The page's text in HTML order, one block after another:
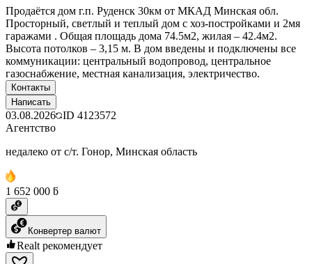
Продаётся дом г.п. Руденск 30км от МКАД Минская обл.
Просторный, светлый и теплый дом с хоз-постройками и 2мя
гаражами . Общая площадь дома 74.5м2, жилая – 42.4м2.
Высота потолков – 3,15 м. В дом введены и подключены все
коммуникации: центральный водопровод, центральное
газоснабжение, местная канализация, электричество.
Контакты
Написать
03.08.2026 ID 4123572
Агентство
недалеко от с/т. Гонор, Минская область
1 652 000 ƃ
Конвертер валют
Realt рекомендует